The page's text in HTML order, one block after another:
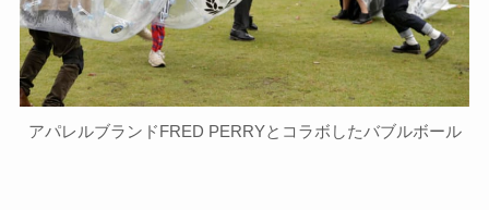
アパレルブランドFRED PERRYとコラボしたバブルボール